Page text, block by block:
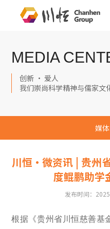
MEDIA
创新 · 爱人
我们崇尚科学精神与儒家文
媒
川恒·微资讯 | 贵州
度鲲鹏助学
发布时间：
根据《贵州省川恒慈善基